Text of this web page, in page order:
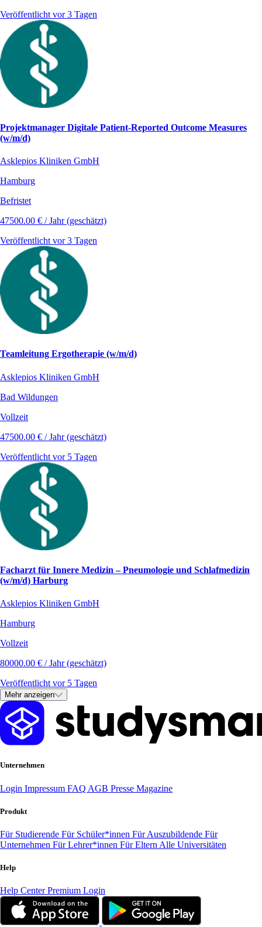
Veröffentlicht vor 3 Tagen
Projektmanager Digitale Patient-Reported Outcome Measures
(w/m/d)
Asklepios Kliniken GmbH
Hamburg
Befristet
47500.00 € / Jahr (geschätzt)
Veröffentlicht vor 3 Tagen
Teamleitung Ergotherapie (w/m/d)
Asklepios Kliniken GmbH
Bad Wildungen
Vollzeit
47500.00 € / Jahr (geschätzt)
Veröffentlicht vor 5 Tagen
Facharzt für Innere Medizin – Pneumologie und Schlafmedizin
(w/m/d) Harburg
Asklepios Kliniken GmbH
Hamburg
Vollzeit
80000.00 € / Jahr (geschätzt)
Veröffentlicht vor 5 Tagen
Mehr anzeigen
Unternehmen
Login Impressum FAQ AGB Presse Magazine
Produkt
Für Studierende Für Schüler*innen Für Auszubildende Für
Unternehmen Für Lehrer*innen Für Eltern Alle Universitäten
Help
Help CenterPremium Login